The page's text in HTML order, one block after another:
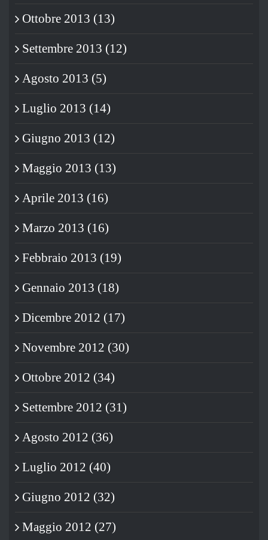
Ottobre 2013 (13)
Settembre 2013 (12)
Agosto 2013 (5)
Luglio 2013 (14)
Giugno 2013 (12)
Maggio 2013 (13)
Aprile 2013 (16)
Marzo 2013 (16)
Febbraio 2013 (19)
Gennaio 2013 (18)
Dicembre 2012 (17)
Novembre 2012 (30)
Ottobre 2012 (34)
Settembre 2012 (31)
Agosto 2012 (36)
Luglio 2012 (40)
Giugno 2012 (32)
Maggio 2012 (27)